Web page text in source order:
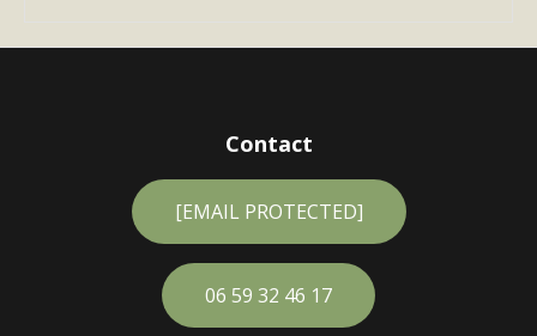
Contact
[EMAIL PROTECTED]
06 59 32 46 17